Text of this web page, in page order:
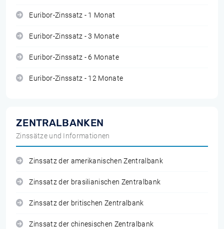
Euribor-Zinssatz - 1 Monat
Euribor-Zinssatz - 3 Monate
Euribor-Zinssatz - 6 Monate
Euribor-Zinssatz - 12 Monate
ZENTRALBANKEN
Zinssätze und Informationen
Zinssatz der amerikanischen Zentralbank
Zinssatz der brasilianischen Zentralbank
Zinssatz der britischen Zentralbank
Zinssatz der chinesischen Zentralbank